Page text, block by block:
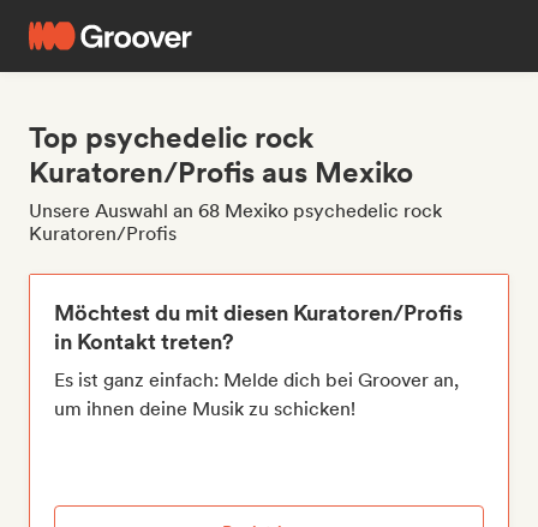
Top psychedelic rock
Kuratoren/Profis aus Mexiko
Unsere Auswahl an 68 Mexiko psychedelic rock
Kuratoren/Profis
Möchtest du mit diesen Kuratoren/Profis
in Kontakt treten?
Es ist ganz einfach: Melde dich bei Groover an,
um ihnen deine Musik zu schicken!